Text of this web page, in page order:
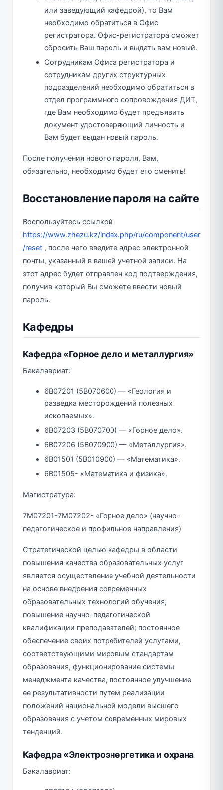
или заведующий кафедрой), то Вам
необходимо обратиться в Офис
регистратора. Офис-регистратора сможет
сбросить Ваш пароль и выдать вам новый.
Сотрудникам Офиса регистратора и
сотрудникам других структурных
подразделений необходимо обратиться в
отдел программного сопровождения ДИТ,
где Вам необходимо будет предъявить
документ удостоверяющий личность и
Вам будет выдан новый пароль.
После получения нового пароля, Вам,
обязательно, необходимо будет его сменить!
Восстановление пароля на сайте
Воспользуйтесь ссылкой
https://www.zhezu.kz/index.php/ru/component/user
/reset, после чего введите адрес электронной
почты, указанный в вашей учетной записи. На
этот адрес будет отправлен код подтверждения,
получив который Вы сможете ввести новый
пароль.
Кафедры
Кафедра «Горное дело и металлургия»
Бакалавриат:
6В07201 (5В070600) — «Геология и
разведка месторождений полезных
ископаемых».
6В07203 (5В070700) — «Горное дело».
6В07206 (5В070900) — «Металлургия».
6В01501 (5В010900) — «Математика».
6В01505- «Математика и физика».
Магистратура:
7М07201-7М07202- «Горное дело» (научно-
педагогическое и профильное направления)
Стратегической целью кафедры в области
повышения качества образовательных услуг
является осуществление учебной деятельности
на основе внедрения современных
образовательных технологий обучения;
повышение научно-педагогической
квалификации преподавателей; постоянное
обеспечение своих потребителей услугами,
соответствующими мировым стандартам
образования, функционирование системы
менеджмента качества, постоянное улучшение
ее результативности путем реализации
положений национальной модели высшего
образования с учетом современных мировых
тенденций.
Кафедра «Электроэнергетика и охрана
Бакалавриат: